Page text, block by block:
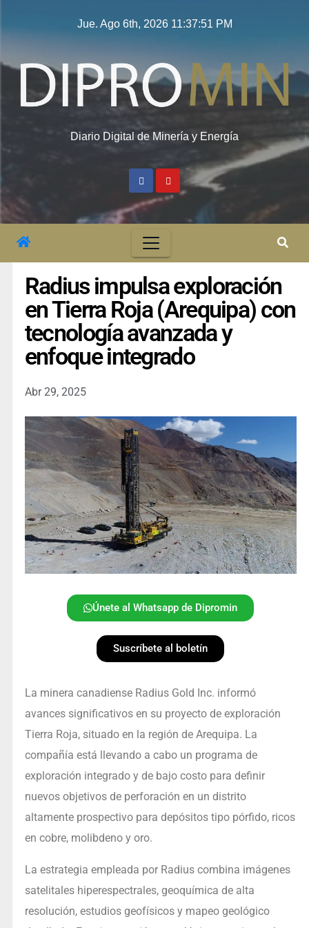
Jue. Ago 6th, 2026 11:37:52 PM
Diario Digital de Minería y Energía
Radius impulsa exploración
en Tierra Roja (Arequipa) con
tecnología avanzada y
enfoque integrado
Abr 29, 2025
Únete al Whatsapp de Dipromin
Suscríbete al boletín
La minera canadiense Radius Gold Inc. informó
avances significativos en su proyecto de exploración
Tierra Roja, situado en la región de Arequipa. La
compañía está llevando a cabo un programa de
exploración integrado y de bajo costo para definir
nuevos objetivos de perforación en un distrito
altamente prospectivo para depósitos tipo pórfido, ricos
en cobre, molibdeno y oro.
La estrategia empleada por Radius combina imágenes
satelitales hiperespectrales, geoquímica de alta
resolución, estudios geofísicos y mapeo geológico